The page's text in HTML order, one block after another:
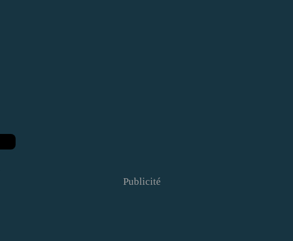
Publicité